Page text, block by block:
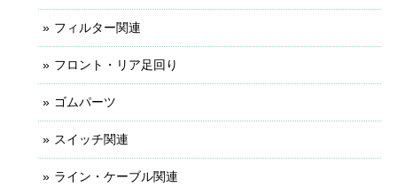
フィルター関連
フロント・リア足回り
ゴムパーツ
スイッチ関連
ライン・ケーブル関連